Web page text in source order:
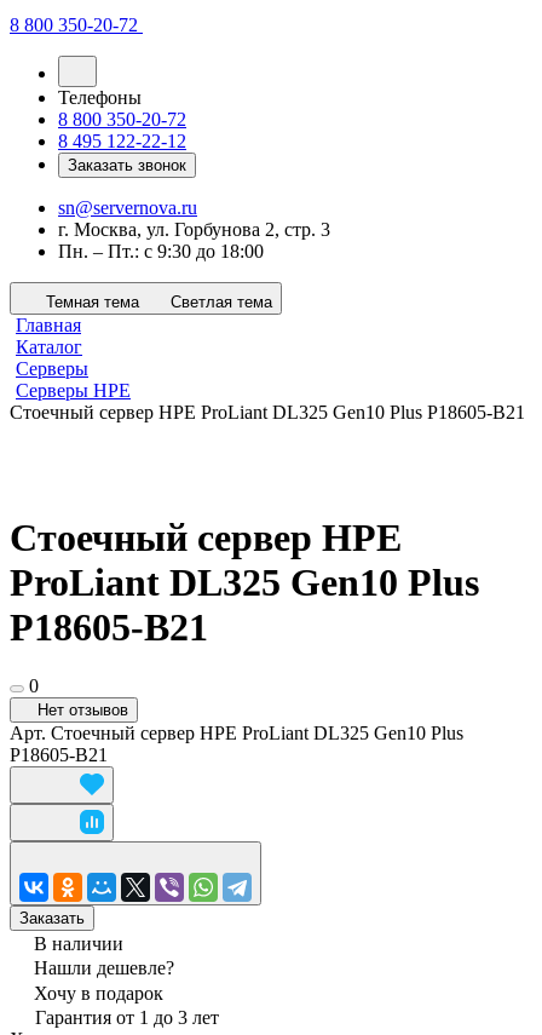
8 800 350-20-72
Телефоны
8 800 350-20-72
8 495 122-22-12
Заказать звонок
sn@servernova.ru
г. Москва, ул. Горбунова 2, стр. 3
Пн. – Пт.: с 9:30 до 18:00
Темная тема Светлая тема
Главная
Каталог
Серверы
Серверы HPE
Стоечный сервер HPE ProLiant DL325 Gen10 Plus P18605-B21
Стоечный сервер HPE
ProLiant DL325 Gen10 Plus
P18605-B21
0
Нет отзывов
Арт. Стоечный сервер HPE ProLiant DL325 Gen10 Plus
P18605-B21
Заказать
В наличии
Нашли дешевле?
Хочу в подарок
Гарантия от 1 до 3 лет